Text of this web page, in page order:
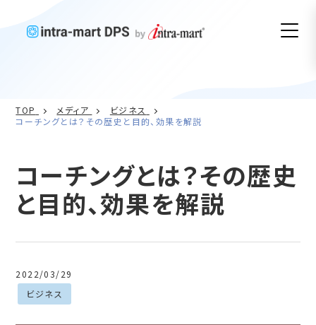
TOP メディア
ビジネス
コーチングとは？その歴史と目的、効果を解説
コーチングとは？その歴史
と目的、効果を解説
2022/03/29
ビジネス